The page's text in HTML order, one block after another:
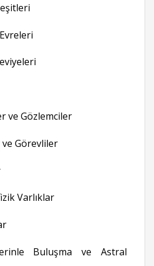
ve Gözlemciler
Görevliler
Varlıklar
Buluşma ve Astral